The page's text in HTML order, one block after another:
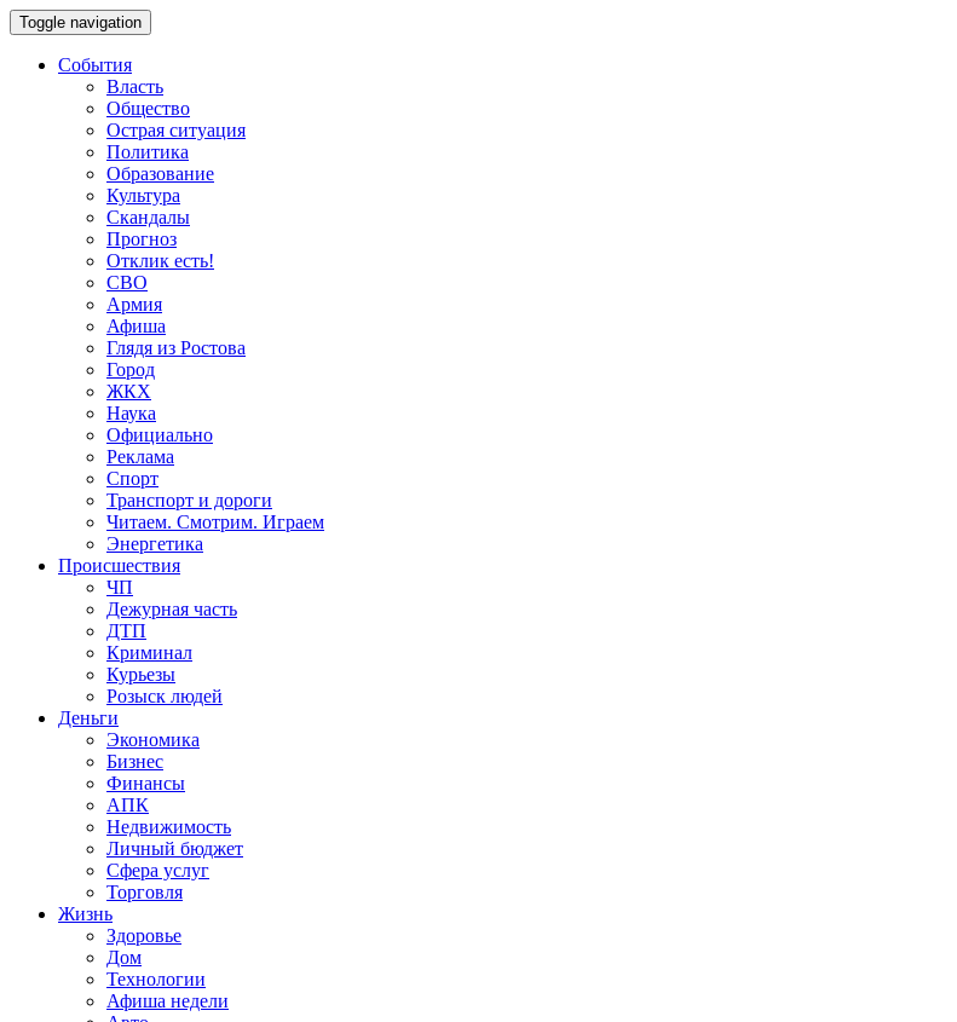
Toggle navigation
События
Власть
Общество
Острая ситуация
Политика
Образование
Культура
Скандалы
Прогноз
Отклик есть!
СВО
Армия
Афиша
Глядя из Ростова
Город
ЖКХ
Наука
Официально
Реклама
Спорт
Транспорт и дороги
Читаем. Смотрим. Играем
Энергетика
Происшествия
ЧП
Дежурная часть
ДТП
Криминал
Курьезы
Розыск людей
Деньги
Экономика
Бизнес
Финансы
АПК
Недвижимость
Личный бюджет
Сфера услуг
Торговля
Жизнь
Здоровье
Дом
Технологии
Афиша недели